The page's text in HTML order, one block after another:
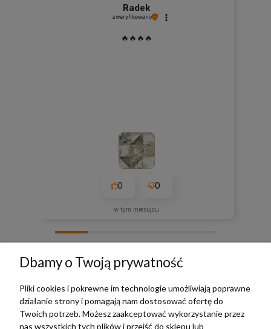
Radek
zweryfikowano
🔥🔥🔥🔥
0 0
w tym miesiącu
TERRADECO
Dbamy o Twoją prywatność
Pliki cookies i pokrewne im technologie umożliwiają poprawne
działanie strony i pomagają nam dostosować ofertę do
Twoich potrzeb. Możesz zaakceptować wykorzystanie przez
nas wszystkich tych plików i przejść do sklepu lub